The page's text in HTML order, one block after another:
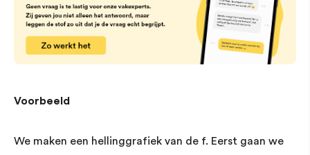
Voorbeeld
We maken een hellinggrafiek van de f. Eerst gaan we